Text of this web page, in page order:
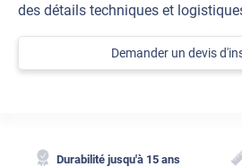
des détails techniques et
Demander un devis
Durabilité jusqu'à 15 ans